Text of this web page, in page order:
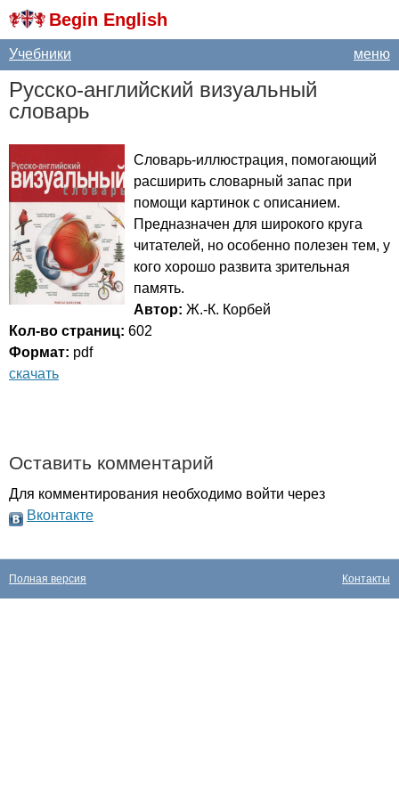
Begin English
меню
Учебники
Русско-английский визуальный
словарь
Словарь-иллюстрация, помогающий
расширить словарный запас при
помощи картинок с описанием.
Предназначен для широкого круга
читателей, но особенно полезен тем, у
кого хорошо развита зрительная
память.
Автор: Ж.-К. Корбей
Кол-во страниц: 602
Формат: pdf
скачать
Оставить комментарий
Для комментирования необходимо войти через
Вконтакте
Контакты
Полная версия